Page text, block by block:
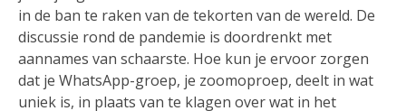
in de ban te raken van de tekorten van de wereld. De
discussie rond de pandemie is doordrenkt met
aannames van schaarste. Hoe kun je ervoor zorgen
dat je WhatsApp-groep, je zoomoproep, deelt in wat
uniek is, in plaats van te klagen over wat in het